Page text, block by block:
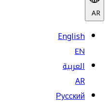
AR
English
EN
العربية
AR
Русский